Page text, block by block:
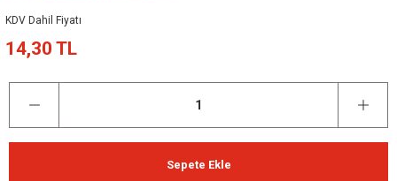
KDV Dahil Fiyatı
14,30 TL
Sepete Ekle